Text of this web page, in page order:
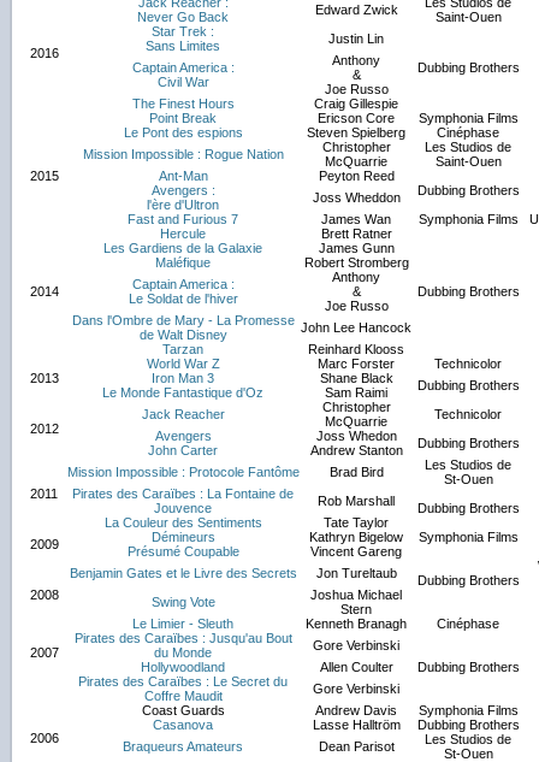
2016
Never Go Back
Edward Zwick
Saint-Ouen
Star Trek :
Sans Limites
Justin Lin
Dubbing Brothers
Captain America :
Civil War
Anthony
&
Joe Russo
The Finest Hours
Craig Gillespie
Point Break
Ericson Core Symphonia Films
2015
Le Pont des espions Steven Spielberg
Cinéphase
Mission Impossible : Rogue Nation
Christopher
McQuarrie
Les Studios de
Saint-Ouen
Ant-Man
Peyton Reed
Dubbing Brothers
Avengers :
l'ère d'Ultron
Joss Wheddon
Fast and Furious 7
James Wan Symphonia Films
2014
Hercule Brett Ratner
Dubbing Brothers
Les Gardiens de la Galaxie
James Gunn
Maléfique
Robert Stromberg
Captain America :
Le Soldat de l'hiver
Anthony
&
Joe Russo
Dans l'Ombre de Mary - La Promesse
de Walt Disney
John Lee Hancock
Tarzan
Reinhard Klooss
2013
World War Z Marc Forster
Technicolor
Iron Man 3
Shane Black Dubbing Brothers
Le Monde Fantastique d'Oz Sam Raimi
2012
Jack Reacher
Christopher
McQuarrie
Technicolor
Avengers
Joss Whedon Dubbing Brothers
John Carter Andrew Stanton
2011
Mission Impossible : Protocole Fantôme Brad Bird
Les Studios de
St-Ouen
Pirates des Caraïbes : La Fontaine de
Jouvence
Rob Marshall
Dubbing Brothers
La Couleur des Sentiments
Tate Taylor
2009
Démineurs Kathryn Bigelow
Symphonia Films
Présumé Coupable
Vincent Gareng
Dubbing Brothers
2008
Benjamin Gates et le Livre des Secrets Jon Tureltaub
Swing Vote
Joshua Michael
Stern
Le Limier - Sleuth
Kenneth Branagh
Cinéphase
2007
Pirates des Caraïbes : Jusqu'au Bout
du Monde
Gore Verbinski
Dubbing Brothers
Hollywoodland Allen Coulter
2006
Pirates des Caraïbes : Le Secret du
Coffre Maudit
Gore Verbinski
Coast Guards
Andrew Davis
Symphonia Films
Casanova
Lasse Halltröm
Dubbing Brothers
Braqueurs Amateurs
Dean Parisot
Les Studios de
St-Ouen